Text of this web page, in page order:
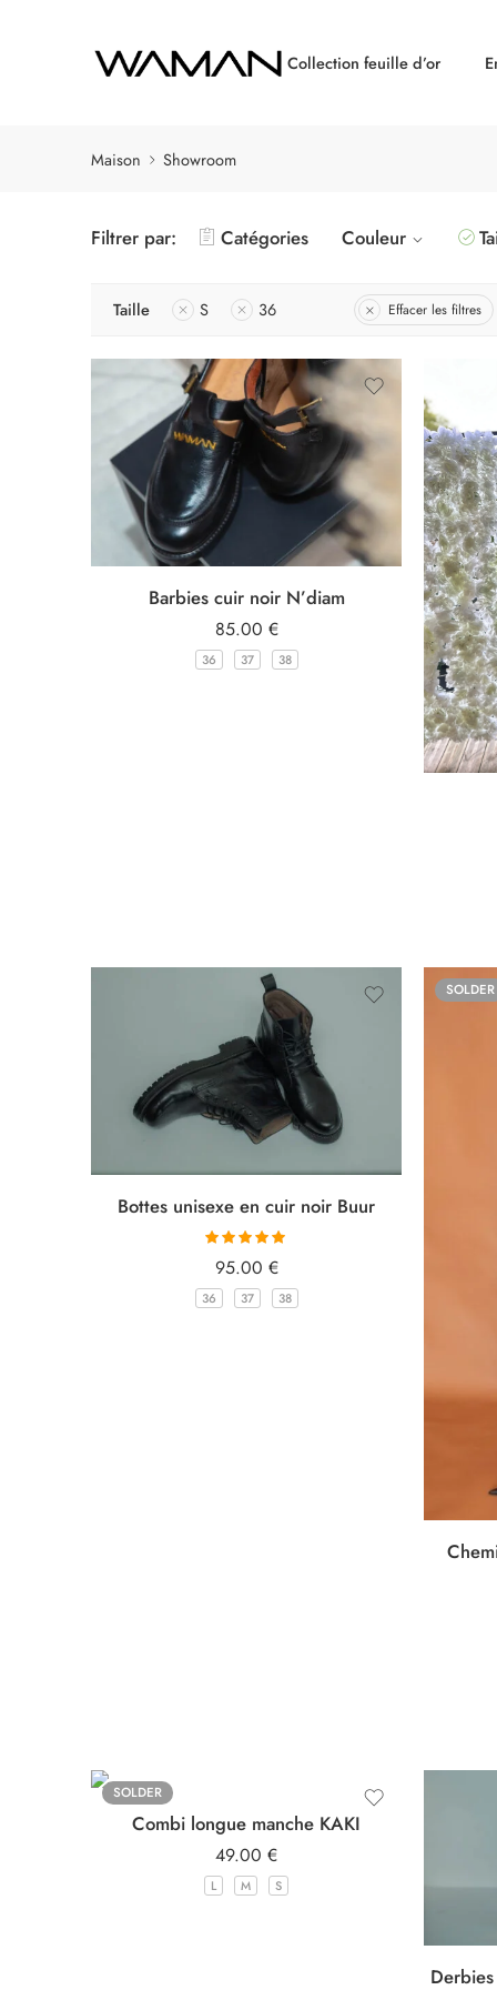
Collection feuille d’or
Maison Showroom
Filtrer par: Catégories Couleur
Taille S 36 Effacer les filtres
Barbies cuir noir N’diam
85.00 €
36 37 38
Bottes unisexe en cuir noir Buur
Note 5.00
sur
95.00 €
36 37 38
SOLDER
SOLDER
Combi longue manche KAKI
49.00 €
L M S